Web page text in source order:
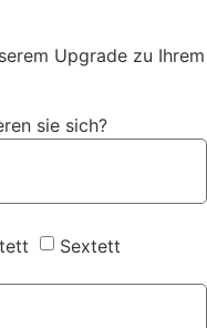
Upgrade zu Ihrem
sie sich?
Sextett